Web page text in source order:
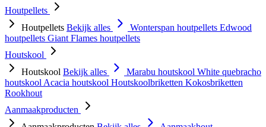
Houtpellets
Houtpellets Bekijk alles Wonterspan houtpellets Edwood
houtpellets Giant Flames houtpellets
Houtskool
Houtskool Bekijk alles Marabu houtskool White quebracho
houtskool Acacia houtskool Houtskoolbriketten Kokosbriketten
Rookhout
Aanmaakproducten